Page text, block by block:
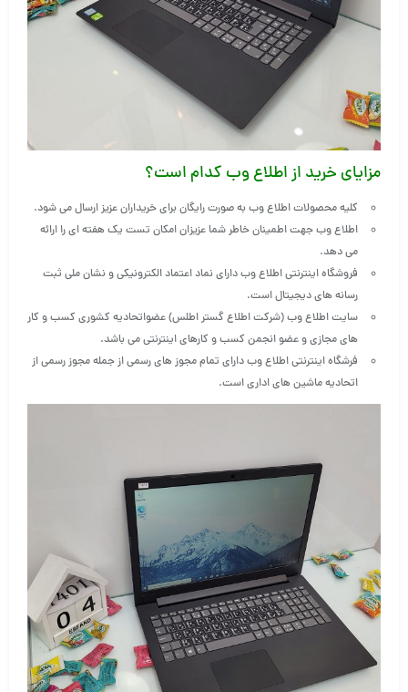
مزایای خرید از اطلاع وب کدام است؟
کلیه محصولات اطلاع وب به صورت رایگان برای خریداران عزیز ارسال می شود.
اطلاع وب جهت اطمینان خاطر شما عزیزان امکان تست یک هفته ای را ارائه
می دهد.
فروشگاه اینترنتی اطلاع وب دارای نماد اعتماد الکترونیکی و نشان ملی ثبت
رسانه های دیجیتال است.
سایت اطلاع وب (شرکت اطلاع گستر اطلس) عضواتحادیه کشوری کسب و کار
های مجازی و عضو انجمن کسب و کارهای اینترنتی می باشد.
فرشگاه اینترنتی اطلاع وب دارای تمام مجوز های رسمی از جمله مجوز رسمی از
اتحادیه ماشین های اداری است.